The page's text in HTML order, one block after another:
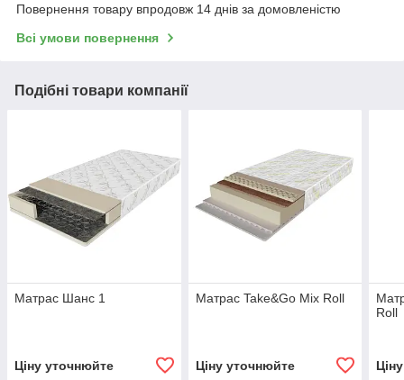
Повернення товару впродовж 14 днів за домовленістю
Всі умови повернення
Подібні товари компанії
Матрас Шанс 1
Ціну уточнюйте
Матрас Take&Go Mix Roll
Ціну уточнюйте
Roll